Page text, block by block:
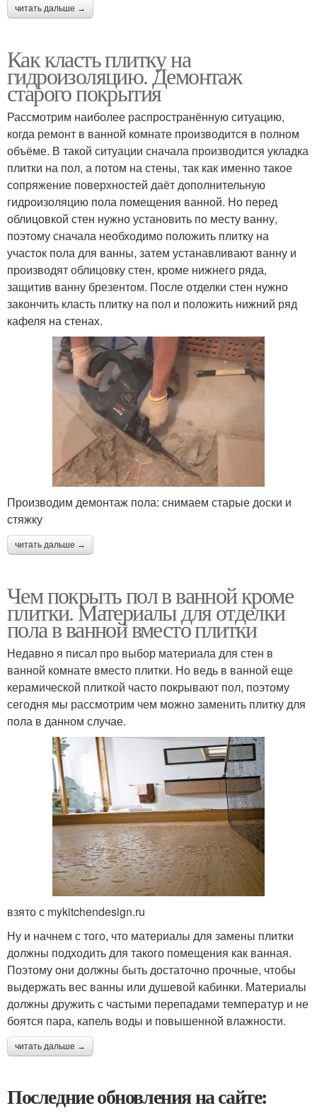
читать дальше →
Как класть плитку на
гидроизоляцию. Демонтаж
старого покрытия
Рассмотрим наиболее распространённую ситуацию,
когда ремонт в ванной комнате производится в полном
объёме. В такой ситуации сначала производится укладка
плитки на пол, а потом на стены, так как именно такое
сопряжение поверхностей даёт дополнительную
гидроизоляцию пола помещения ванной. Но перед
облицовкой стен нужно установить по месту ванну,
поэтому сначала необходимо положить плитку на
участок пола для ванны, затем устанавливают ванну и
производят облицовку стен, кроме нижнего ряда,
защитив ванну брезентом. После отделки стен нужно
закончить класть плитку на пол и положить нижний ряд
кафеля на стенах.
Производим демонтаж пола: снимаем старые доски и
стяжку
читать дальше →
Чем покрыть пол в ванной кроме
плитки. Материалы для отделки
пола в ванной вместо плитки
Недавно я писал про выбор материала для стен в
ванной комнате вместо плитки. Но ведь в ванной еще
керамической плиткой часто покрывают пол, поэтому
сегодня мы рассмотрим чем можно заменить плитку для
пола в данном случае.
взято с mykitchendesign.ru
Ну и начнем с того, что материалы для замены плитки
должны подходить для такого помещения как ванная.
Поэтому они должны быть достаточно прочные, чтобы
выдержать вес ванны или душевой кабинки. Материалы
должны дружить с частыми перепадами температур и не
боятся пара, капель воды и повышенной влажности.
читать дальше →
Последние обновления на сайте: